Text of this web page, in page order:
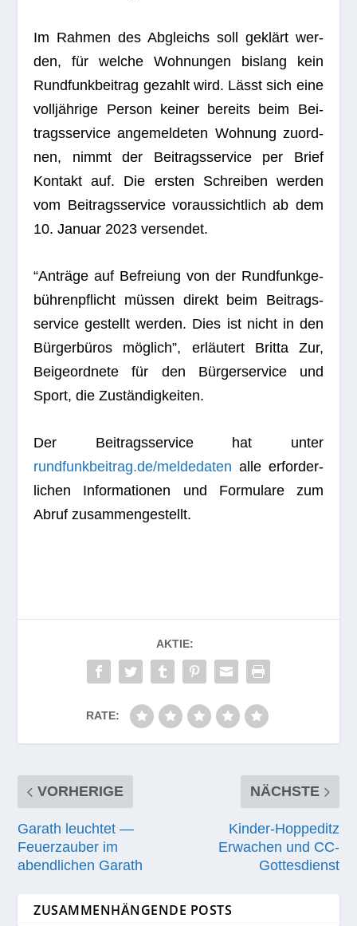
Im Rah­men des Abgleichs soll geklärt wer­
den, für wel­che Woh­nun­gen bis­lang kein
Rund­funk­bei­trag gezahlt wird. Lässt sich eine
voll­jäh­rige Per­son kei­ner bereits beim Bei­
trags­ser­vice ange­mel­de­ten Woh­nung zuord­
nen, nimmt der Bei­trags­ser­vice per Brief
Kon­takt auf. Die ers­ten Schrei­ben wer­den
vom Bei­trags­ser­vice vor­aus­sicht­lich ab dem
10. Januar 2023 versendet.
“Anträge auf Befrei­ung von der Rund­funk­ge­
büh­ren­pflicht müs­sen direkt beim Bei­trags­
ser­vice gestellt wer­den. Dies ist nicht in den
Bür­ger­bü­ros mög­lich”, erläu­tert Britta Zur,
Bei­geord­nete für den Bür­ger­ser­vice und
Sport, die Zuständigkeiten.
Der Bei­trags­ser­vice hat unter
rundfunkbeitrag.de/meldedaten alle erfor­der­
li­chen Infor­ma­tio­nen und For­mu­lare zum
Abruf zusammengestellt.
AKTIE:
RATE:
VORHERIGE
Garath leuchtet —
Feuerzauber im
abendlichen Garath
NÄCHSTE
Kinder-Hoppeditz
Erwachen und CC-
Gottesdienst
ZUSAMMENHÄNGENDE POSTS